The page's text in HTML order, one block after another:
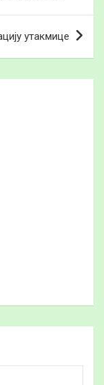
утакмице